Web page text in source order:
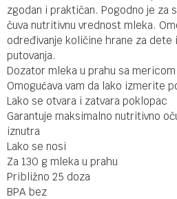
zgodan i praktičan. Pogodno je za
čuva nutritivnu vrednost mleka.
određivanje količine hrane za dete
putovanja.
Dozator mleka u prahu sa mericom
Omogućava vam da lako izmerite
Lako se otvara i zatvara poklopac
Garantuje maksimalno nutritivno
iznutra
Lako se nosi
Za 130 g mleka u prahu
Približno 25 doza
BPA bez